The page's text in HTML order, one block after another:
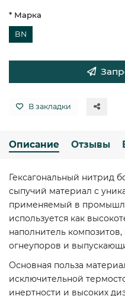
* Марка
BN
В закладки
Описание Отзывы
Гексагональный нитрид
сыпучий материал с
применяемый в
используется как
наполнитель
огнеупоров и
Основная польза
исключительной
инертности и высоких